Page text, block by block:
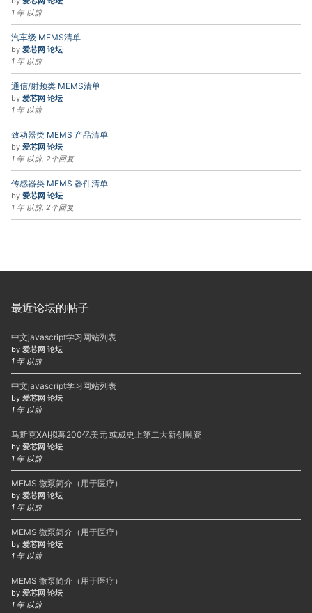
1 年 以前
汽车级 MEMS清单
by 爱芯网 论坛
1 年 以前
通信/射频类 MEMS清单
by 爱芯网 论坛
1 年 以前
致动器类 MEMS 产品清单
by 爱芯网 论坛
1 年 以前, 2个回复
传感器类 MEMS 器件清单
by 爱芯网 论坛
1 年 以前, 2个回复
最近论坛的帖子
中文javascript学习网站列表
by 爱芯网 论坛
1 年 以前
中文javascript学习网站列表
by 爱芯网 论坛
1 年 以前
马斯克XAI拟募200亿美元 或成史上第二大新创融资
by 爱芯网 论坛
1 年 以前
MEMS 微泵简介（用于医疗）
by 爱芯网 论坛
1 年 以前
MEMS 微泵简介（用于医疗）
by 爱芯网 论坛
1 年 以前
MEMS 微泵简介（用于医疗）
by 爱芯网 论坛
1 年 以前